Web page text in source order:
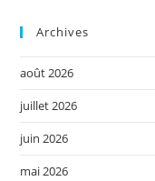
Archives
août 2026
juillet 2026
juin 2026
mai 2026